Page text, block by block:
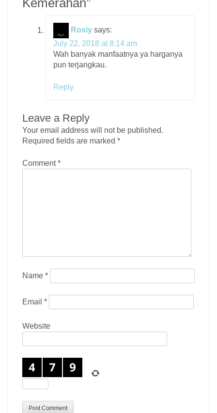
Kemerahan”
Rosiy says:
July 22, 2018 at 8:14 am
Wah banyak manfaatnya ya harganya
pun terjangkau.
Reply
Leave a Reply
Your email address will not be published.
Required fields are marked *
Comment*
Name *
Email *
Website